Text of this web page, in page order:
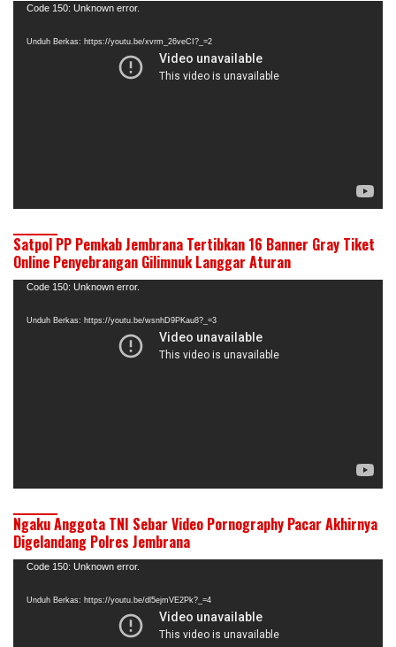
Pemutar
Code 150: Unknown error.
Unduh Berkas: https://youtu.be/xvrm_26veCI?_=2
Satpol PP Pemkab Jembrana Tertibkan 16 Banner Gray Tiket
Online Penyebrangan Gilimnuk Langgar Aturan
Pemutar
Code 150: Unknown error.
Unduh Berkas: https://youtu.be/wsnhD9PKau8?_=3
Ngaku Anggota TNI Sebar Video Pornography Pacar Akhirnya
Digelandang Polres Jembrana
Pemutar
Code 150: Unknown error.
Unduh Berkas: https://youtu.be/dl5ejmVE2Pk?_=4